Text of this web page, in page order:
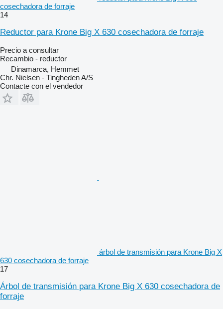
cosechadora de forraje
14
Reductor para Krone Big X 630 cosechadora de forraje
Precio a consultar
Recambio - reductor
Dinamarca, Hemmet
Chr. Nielsen - Tingheden A/S
Contacte con el vendedor
árbol de transmisión para Krone Big X
630 cosechadora de forraje
17
Árbol de transmisión para Krone Big X 630 cosechadora de
forraje